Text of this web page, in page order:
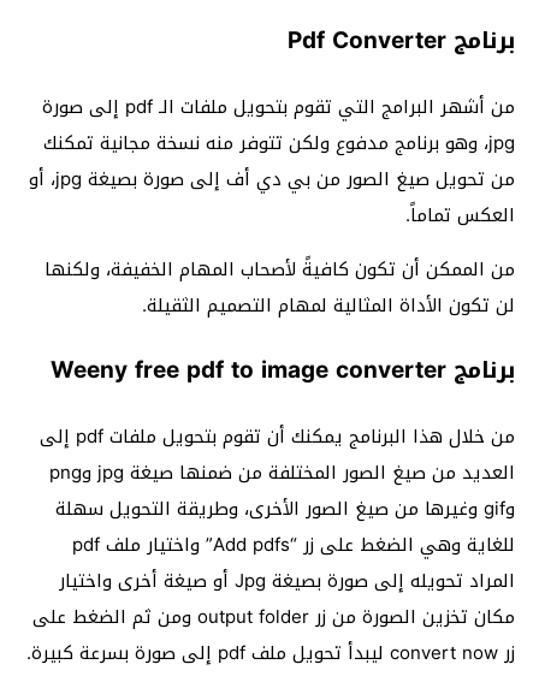
برنامج Pdf Converter
من أشهر البرامج التي تقوم بتحويل ملفات الـ pdf إلى صورة
jpg، وهو برنامج مدفوع ولكن تتوفر منه نسخة مجانية تمكنك
من تحويل صيغ الصور من بي دي أف إلى صورة بصيغة jpg، أو
العكس تماماً.
من الممكن أن تكون كافيةً لأصحاب المهام الخفيفة، ولكنها
لن تكون الأداة المثالية لمهام التصميم الثقيلة.
برنامج Weeny free pdf to image converter
من خلال هذا البرنامج يمكنك أن تقوم بتحويل ملفات pdf إلى
العديد من صيغ الصور المختلفة من ضمنها صيغة jpg وpng
وgif وغيرها من صيغ الصور الأخرى، وطريقة التحويل سهلة
للغاية وهي الضغط على زر “Add pdfs” واختيار ملف pdf
المراد تحويله إلى صورة بصيغة Jpg أو صيغة أخرى واختيار
مكان تخزين الصورة من زر output folder ومن ثم الضغط على
زر convert now ليبدأ تحويل ملف pdf إلى صورة بسرعة كبيرة.